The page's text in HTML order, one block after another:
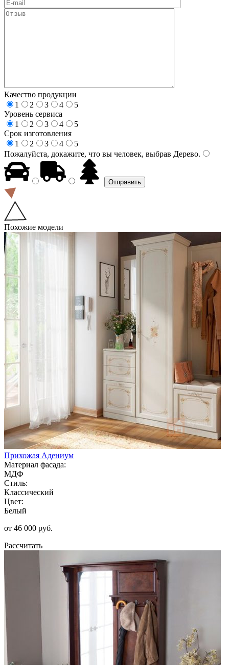
Качество продукции
1
2 3 4
5
Уровень сервиса
1
2 3 4
5
Срок изготовления
1
2 3 4
5
Пожалуйста, докажите, что вы человек, выбрав Дерево.
Похожие модели
Прихожая Адениум
Материал фасада:
МДФ
Стиль:
Классический
Цвет:
Белый
от 46 000 руб.
Рассчитать